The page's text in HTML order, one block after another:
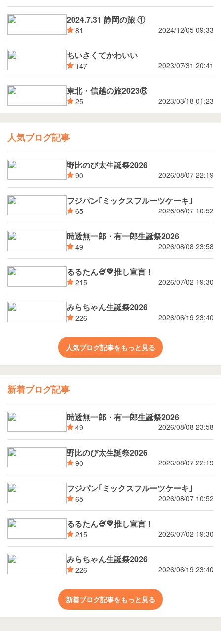
2024.7.31 静岡の旅 ①
81 2024/12/05 09:33
ちいさくてかわいい
147 2023/07/31 20:41
東北・信越の旅2023⑧
25 2023/03/18 01:23
人気ブログ記事
野比のび太生誕祭2026
90 2026/08/07 22:19
フジパン｢ミックスフルーツケーキ｣
65 2026/08/07 10:52
時透無一郎・有一郎生誕祭2026
49 2026/08/08 23:58
るるたん🍨‪💚推し宣言！
215 2026/07/02 19:30
みらちゃん生誕祭2026
226 2026/06/19 23:40
人気ブログ記事をもっと見る
新着ブログ記事
時透無一郎・有一郎生誕祭2026
49 2026/08/08 23:58
野比のび太生誕祭2026
90 2026/08/07 22:19
フジパン｢ミックスフルーツケーキ｣
65 2026/08/07 10:52
るるたん🍨‪💚推し宣言！
215 2026/07/02 19:30
みらちゃん生誕祭2026
226 2026/06/19 23:40
新着ブログ記事をもっと見る